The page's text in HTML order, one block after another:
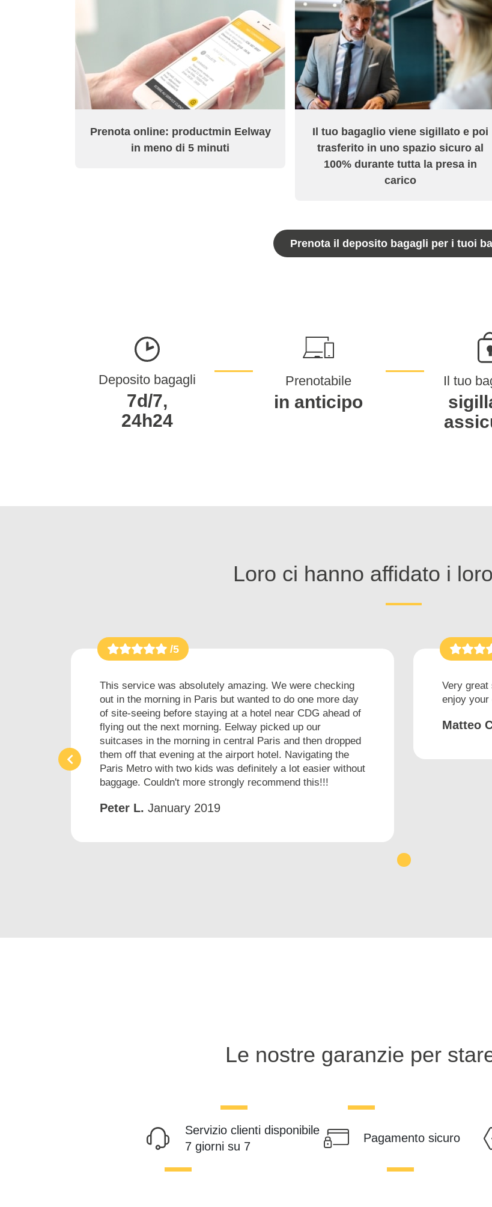
Prenota online: productmin Eelway
in meno di 5 minuti
Il tuo bagaglio viene sigillato e poi
trasferito in uno spazio sicuro al
100% durante tutta la presa in
carico
Prenota il deposito bagagli per i tuoi
Deposito bagagli
7d/7,
24h24
Prenotabile
in anticipo
Il tuo
Loro ci hanno affidato i
/5
This service was absolutely amazing. We were checking
out in the morning in Paris but wanted to do one more day
of site-seeing before staying at a hotel near CDG ahead of
flying out the next morning. Eelway picked up our
suitcases in the morning in central Paris and then dropped
them off that evening at the airport hotel. Navigating the
Paris Metro with two kids was definitely a lot easier without
baggage. Couldn't more strongly recommend this!!!
Peter L. January 2019
Very great
enjoy your
Matteo
Le nostre garanzie per
Servizio clienti disponibile
7 giorni su 7
Pagamento sicuro